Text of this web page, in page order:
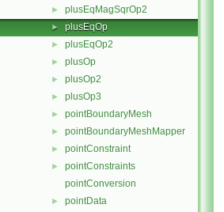
► plusEqMagSqrOp2
► plusEqOp
► plusEqOp2
► plusOp
► plusOp2
► plusOp3
► pointBoundaryMesh
► pointBoundaryMeshMapper
► pointConstraint
►
pointConstraints
pointConversion
► pointData